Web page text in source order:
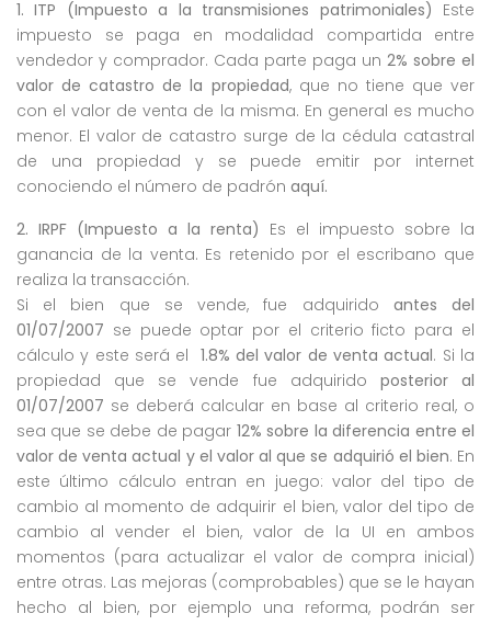
1. ITP (Impuesto a la transmisiones patrimoniales) Este
impuesto se paga en modalidad compartida entre
vendedor y comprador. Cada parte paga un 2% sobre el
valor de catastro de la propiedad, que no tiene que ver
con el valor de venta de la misma. En general es mucho
menor. El valor de catastro surge de la cédula catastral
de una propiedad y se puede emitir por internet
conociendo el número de padrón aquí.
2. IRPF (Impuesto a la renta) Es el impuesto sobre la
ganancia de la venta. Es retenido por el escribano que
realiza la transacción.
Si el bien que se vende, fue adquirido antes del
01/07/2007 se puede optar por el criterio ficto para el
cálculo y este será el 1.8% del valor de venta actual. Si la
propiedad que se vende fue adquirido posterior al
01/07/2007 se deberá calcular en base al criterio real, o
sea que se debe de pagar 12% sobre la diferencia entre el
valor de venta actual y el valor al que se adquirió el bien. En
este último cálculo entran en juego: valor del tipo de
cambio al momento de adquirir el bien, valor del tipo de
cambio al vender el bien, valor de la UI en ambos
momentos (para actualizar el valor de compra inicial)
entre otras. Las mejoras (comprobables) que se le hayan
hecho al bien, por ejemplo una reforma, podrán ser